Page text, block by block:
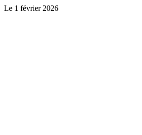
Le 1 février 2026